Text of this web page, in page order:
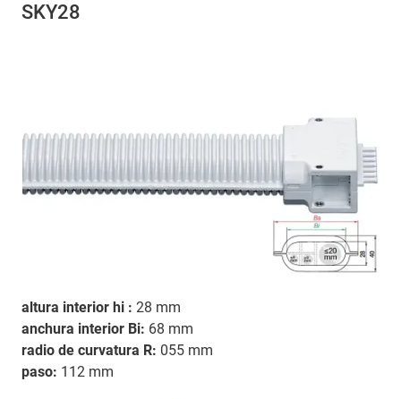
SKY28
altura interior hi : 28 mm
anchura interior Bi: 68 mm
radio de curvatura R: 055 mm
paso: 112 mm